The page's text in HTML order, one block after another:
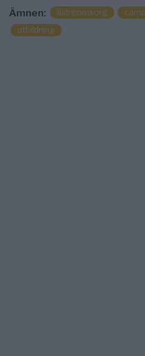
Ämnen: äldreomsorg
utbildning